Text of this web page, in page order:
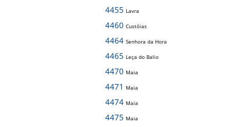
4455 Lavra
4460 Custóias
4464 Senhora da Hora
4465 Leça do Balio
4470 Maia
4471 Maia
4474 Maia
4475 Maia